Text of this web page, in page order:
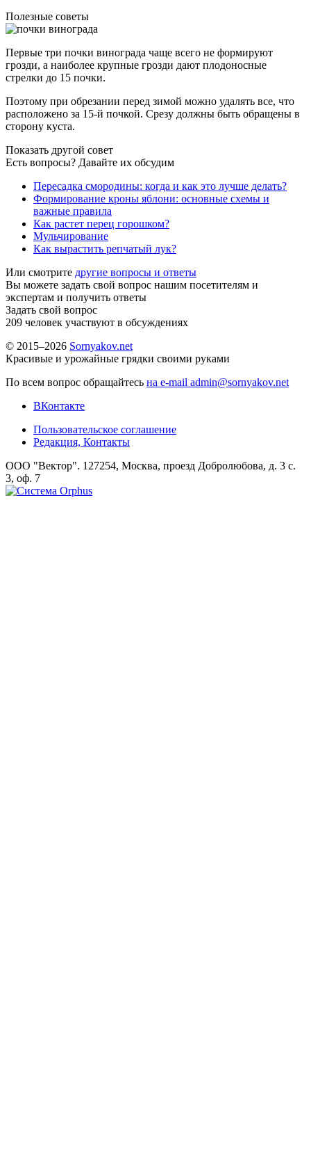
Полезные советы
Первые три почки винограда чаще всего не формируют
грозди, а наиболее крупные грозди дают плодоносные
стрелки до 15 почки.
Поэтому при обрезании перед зимой можно удалять все, что
расположено за 15-й почкой. Срезу должны быть обращены в
сторону куста.
Показать другой совет
Есть вопросы? Давайте их обсудим
Пересадка смородины: когда и как это лучше делать?
Формирование кроны яблони: основные схемы и
важные правила
Как растет перец горошком?
Мульчирование
Как вырастить репчатый лук?
Или смотрите другие вопросы и ответы
Вы можете задать свой вопрос нашим посетителям и
экспертам и получить ответы
Задать свой вопрос
209 человек участвуют в обсуждениях
© 2015–2026 Sornyakov.net
Красивые и урожайные грядки своими руками
По всем вопрос обращайтесь на e-mail admin@sornyakov.net
ВКонтакте
Пользовательское соглашение
Редакция, Контакты
ООО "Вектор". 127254, Москва, проезд Добролюбова, д. 3 с.
3, оф. 7